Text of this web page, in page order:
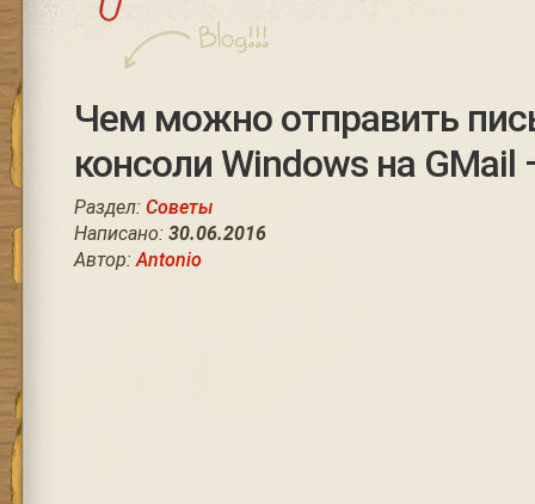
Чем можно отправить
консоли Windows на GMail
Раздел: Советы
Написано: 30.06.2016
Автор:Antonio